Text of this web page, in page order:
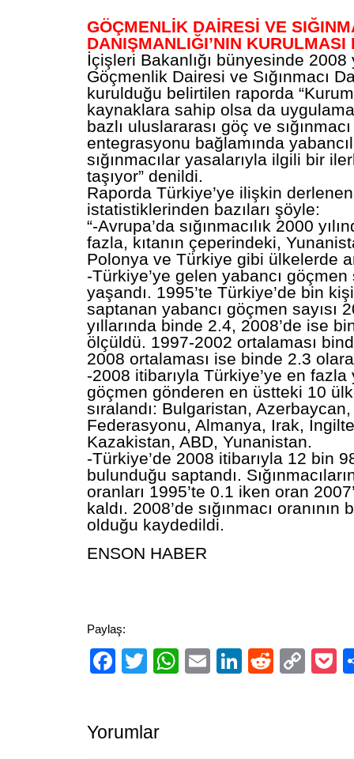
GÖÇMENLİK DAİRESİ VE
DANIŞMANLIĞI’NIN
İçişleri Bakanlığı bünyesinde 2008
Göçmenlik Dairesi ve Sığınmacı
kurulduğu belirtilen raporda “Kurum
kaynaklara sahip olsa da
bazlı uluslararası göç ve
entegrasyonu bağlamında
sığınmacılar yasalarıyla ilgili bir
taşıyor” denildi.
Raporda Türkiye’ye ilişkin
istatistiklerinden bazıları şöyle:
“-Avrupa’da sığınmacılık 2000
fazla, kıtanın çeperindeki,
Polonya ve Türkiye gibi ülkelerde
-Türkiye’ye gelen yabancı göçmen
yaşandı. 1995’te Türkiye’de bin
saptanan yabancı göçmen sayısı
yıllarında binde 2.4, 2008’de ise
ölçüldü. 1997-2002 ortalaması
2008 ortalaması ise binde 2.3
-2008 itibarıyla Türkiye’ye en fazla
göçmen gönderen en üstteki 10
sıralandı: Bulgaristan,
Federasyonu, Almanya, Irak,
Kazakistan, ABD, Yunanistan.
-Türkiye’de 2008 itibarıyla 12 bin
bulunduğu saptandı.
oranları 1995’te 0.1 iken oran
kaldı. 2008’de sığınmacı
olduğu kaydedildi.
ENSON HABER
Paylaş:
Facebook
TwitterWhatsApp
EmailLinkedIn
Reddit
Yorumlar